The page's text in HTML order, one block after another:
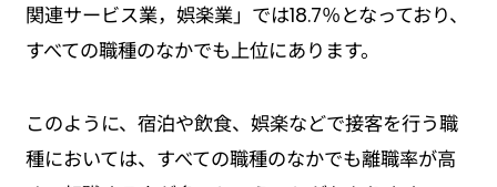
関連サービス業，娯楽業」では18.7％となっており、
すべての職種のなかでも上位にあります。
このように、宿泊や飲食、娯楽などで接客を行う職
種においては、すべての職種のなかでも離職率が高